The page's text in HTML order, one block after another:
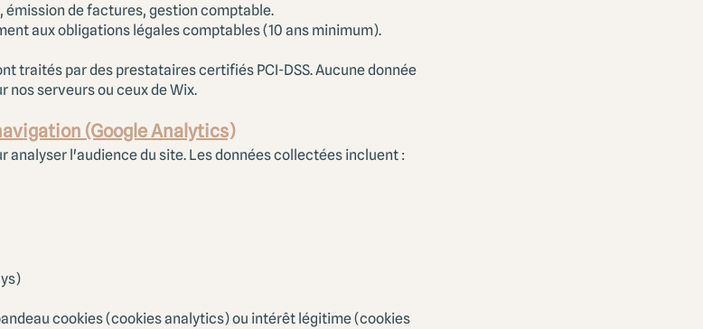
émission de factures, gestion comptable.
aux obligations légales comptables (10 ans minimum).
traités par des prestataires certifiés PCI-DSS. Aucune donnée
serveurs ou ceux de Wix.
(Google Analytics)
analyser l'audience du site. Les données collectées incluent :
cookies (cookies analytics) ou intérêt légitime (cookies